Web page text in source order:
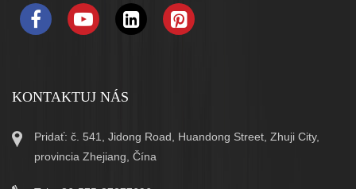
KONTAKTUJ NÁS
Pridať: č. 541, Jidong Road, Huandong Street, Zhuji City,
provincia Zhejiang, Čína